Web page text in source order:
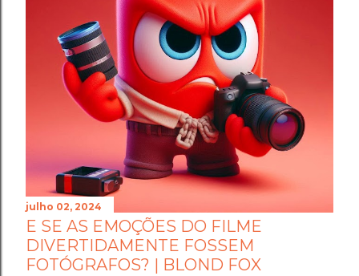
julho 02, 2024
E SE AS EMOÇÕES DO FILME
DIVERTIDAMENTE FOSSEM
FOTÓGRAFOS? | BLOND FOX